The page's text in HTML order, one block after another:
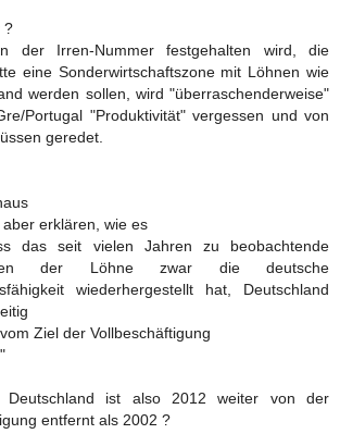
?
der Irren-Nummer festgehalten wird, die
eine Sonderwirtschaftszone mit Löhnen wie
werden sollen, wird "überraschenderweise"
Portugal "Produktivität" vergessen und von
geredet.
erklären, wie es
das seit vielen Jahren zu beobachtende
der Löhne zwar die deutsche
wiederhergestellt hat, Deutschland
Ziel der Vollbeschäftigung
Deutschland ist also 2012 weiter von der
entfernt als 2002 ?